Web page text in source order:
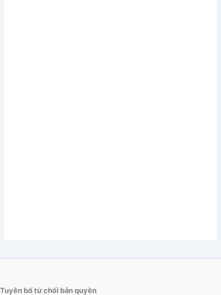
Tuyên bố từ chối bản quyền